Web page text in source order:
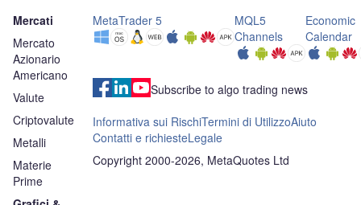
Mercati
Mercato
Azionario
Americano
Valute
Criptovalute
Metalli
Materie
Prime
MetaTrader 5
MQL5
Channels
Economic
Calendar
Subscribe to algo trading news
Informativa sui RischiTermini di UtilizzoAiuto
Contatti e richiesteLegale
Copyright 2000-2026, MetaQuotes Ltd